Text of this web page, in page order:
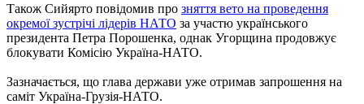
Також Сийярто повідомив про зняття вето на проведення
окремої зустрічі лідерів НАТО за участю українського
президента Петра Порошенка, однак Угорщина продовжує
блокувати Комісію Україна-НАТО.
Зазначається, що глава держави уже отримав запрошення на
саміт Україна-Грузія-НАТО.